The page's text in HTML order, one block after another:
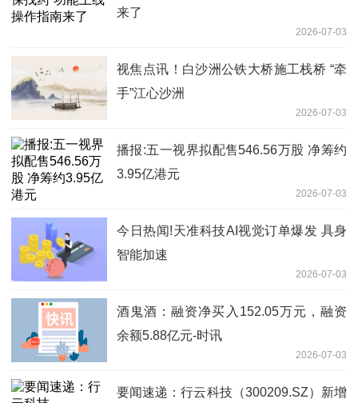
来了
2026-07-03
视焦点讯！白沙洲公铁大桥施工栈桥 “牵
手”江心沙洲
2026-07-03
播报:五一视界拟配售546.56万股 净筹约
3.95亿港元
2026-07-03
今日热闻!天准科技AI视觉订单爆发 具身
智能加速
2026-07-03
酒鬼酒：融资净买入152.05万元，融资
余额5.88亿元-时讯
2026-07-03
要闻速递：行云科技（300209.SZ）新增